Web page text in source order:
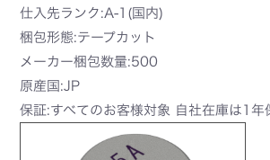
仕入先ランク:A-1(国内)
梱包形態:テープカット
メーカー梱包数量:500
原産国:JP
保証:すべてのお客様対象 自社在庫は1年